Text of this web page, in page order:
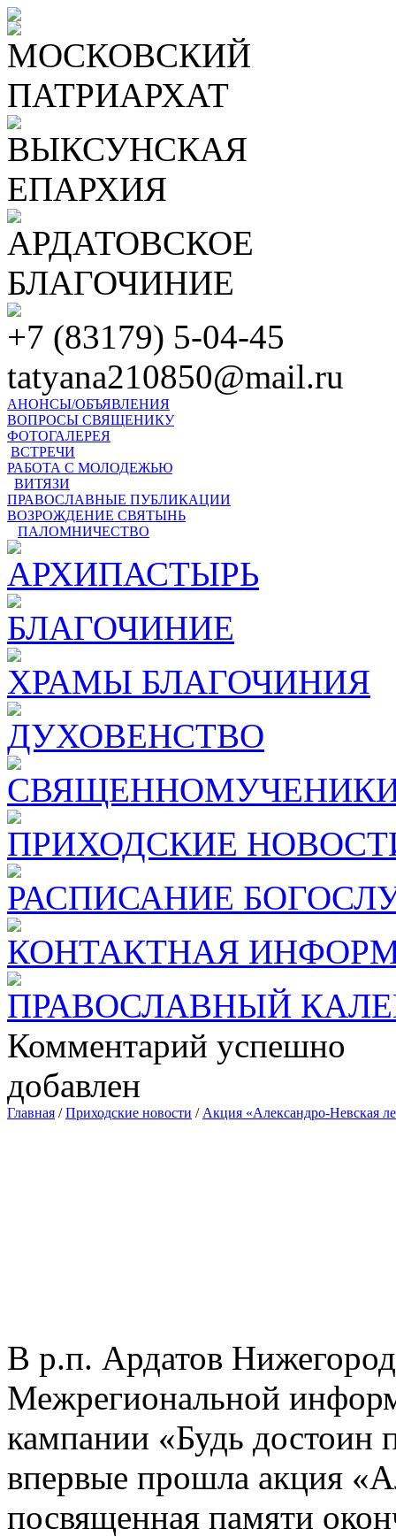
МОСКОВСКИЙ
ПАТРИАРХАТ
ВЫКСУНСКАЯ
ЕПАРХИЯ
АРДАТОВСКОЕ
БЛАГОЧИНИЕ
+7 (83179) 5-04-45
tatyana210850@mail.ru
АНОНСЫ/ОБЪЯВЛЕНИЯ
ВОПРОСЫ СВЯЩЕНИКУ
ФОТОГАЛЕРЕЯ
ВСТРЕЧИ
РАБОТА С МОЛОДЕЖЬЮ
ВИТЯЗИ
ПРАВОСЛАВНЫЕ ПУБЛИКАЦИИ
ВОЗРОЖДЕНИЕ СВЯТЫНЬ
ПАЛОМНИЧЕСТВО
АРХИПАСТЫРЬ
БЛАГОЧИНИЕ
ХРАМЫ БЛАГОЧИНИЯ
ДУХОВЕНСТВО
ПРИХОДСКИЕ
РАСПИСАНИЕ
КОНТАКТНАЯ
ПРАВОСЛАВНЫЙ
Комментарий успешно
добавлен
Главная /Приходские новости / Акция «Александро-Невская
В р.п. Ардатов
Межрегиональной
кампании «Будь достоин
впервые прошла акция
посвященная памяти